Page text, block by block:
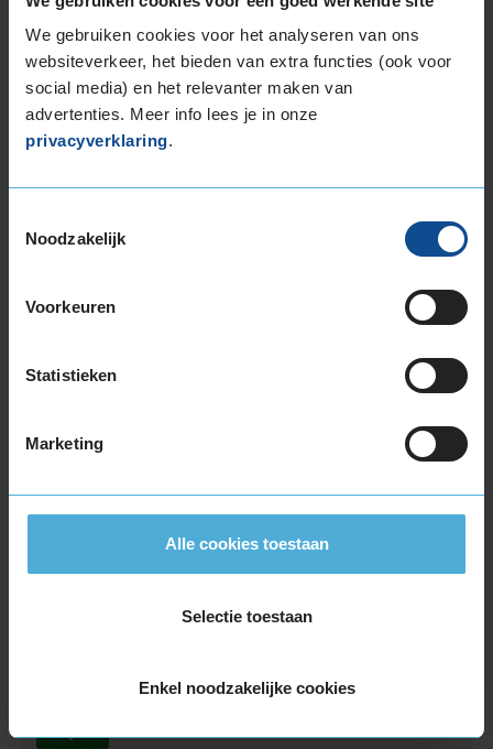
We gebruiken cookies voor het analyseren van ons
websiteverkeer, het bieden van extra functies (ook voor
social media) en het relevanter maken van
advertenties. Meer info lees je in onze
privacyverklaring.
Noodzakelijk
Voorkeuren
Statistieken
Marketing
Alle cookies toestaan
Selectie toestaan
Enkel noodzakelijke cookies
8,0
Service:APK
Datum: 24 juni 2026 bij
verwachtte ik ook niet.
372 Hillegom, Satellietbaan 14A
Netjes betaalbaar gewoon goede betrouwbare service,
behulpzaam zijn toppers
: 16 juni 2026 bij372 Hillegom, Satellietbaan 14A